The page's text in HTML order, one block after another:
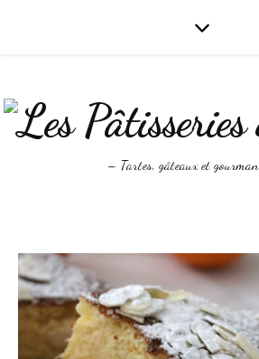
– Tartes, gâteaux et